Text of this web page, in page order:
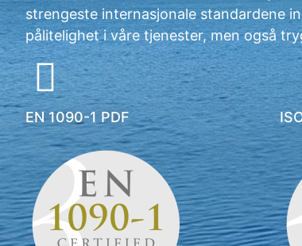
strengeste internasjonale standardene
pålitelighet i våre tjenester, men også
EN 1090-1 PDF